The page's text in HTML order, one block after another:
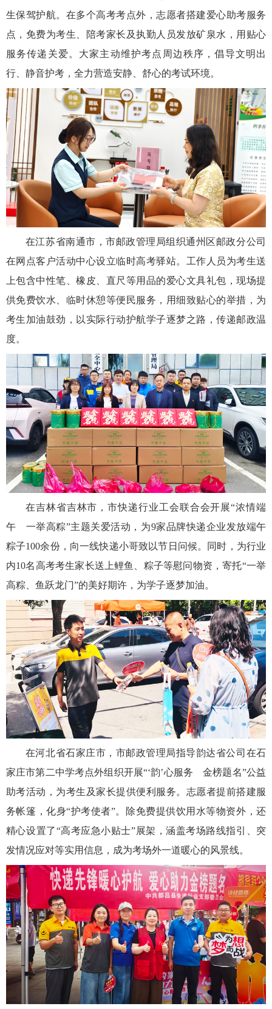
生保驾护航。在多个高考考点外，志愿者搭建爱心助考服务
点，免费为考生、陪考家长及执勤人员发放矿泉水，用贴心
服务传递关爱。大家主动维护考点周边秩序，倡导文明出
行、静音护考，全力营造安静、舒心的考试环境。
在江苏省南通市，市邮政管理局组织通州区邮政分公司
在网点客户活动中心设立临时高考驿站。工作人员为考生送
上包含中性笔、橡皮、直尺等用品的爱心文具礼包，现场提
供免费饮水、临时休憩等便民服务，用细致贴心的举措，为
考生加油鼓劲，以实际行动护航学子逐梦之路，传递邮政温
度。
在吉林省吉林市，市快递行业工会联合会开展“浓情端
午 一举高粽”主题关爱活动，为9家品牌快递企业发放端午
粽子100余份，向一线快递小哥致以节日问候。同时，为行业
内10名高考考生家长送上鲤鱼、粽子等慰问物资，寄托“一举
高粽、鱼跃龙门”的美好期许，为学子逐梦加油。
在河北省石家庄市，市邮政管理局指导韵达省公司在石
家庄市第二中学考点外组织开展“‘韵’心服务 金榜题名”公益
助考活动，为考生及家长提供便利服务。志愿者提前搭建服
务帐篷，化身“护考使者”。除免费提供饮用水等物资外，还
精心设置了“高考应急小贴士”展架，涵盖考场路线指引、突
发情况应对等实用信息，成为考场外一道暖心的风景线。